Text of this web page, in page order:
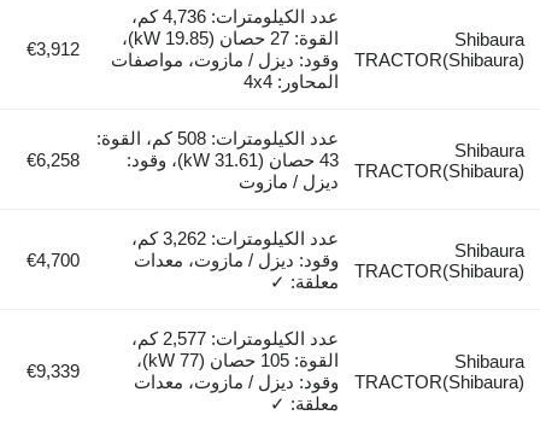
Shibaura
TRACTOR(Shibaura)
عدد الكيلومترات: 4,736 كم،
القوة: 27 حصان (19.85 kW)،
وقود: ديزل / مازوت، مواصفات
المحاور: 4x4
€3,912
Shibaura
TRACTOR(Shibaura)
عدد الكيلومترات: 508 كم، القوة:
43 حصان (31.61 kW)، وقود:
ديزل / مازوت
€6,258
Shibaura
TRACTOR(Shibaura)
عدد الكيلومترات: 3,262 كم،
وقود: ديزل / مازوت، معدات
معلقة: ✓
€4,700
Shibaura
TRACTOR(Shibaura)
عدد الكيلومترات: 2,577 كم،
القوة: 105 حصان (77 kW)،
وقود: ديزل / مازوت، معدات
معلقة: ✓
€9,339